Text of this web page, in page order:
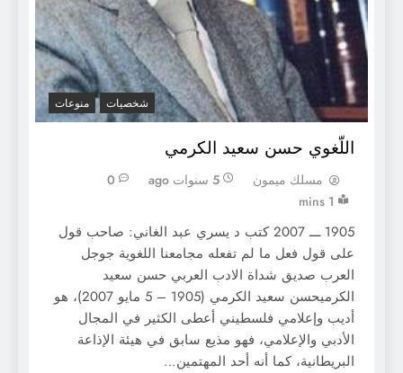
شخصيات منوعات
اللّغوي حسن سعيد الكرمي
مسلك ميمون 5 سنوات ago
0
1 mins
1905 ـــ 2007 كتب د يسري عبد الغاني: صاحب قول
على قول فعل ما لم تفعله مجامعنا اللغوية جوجل
العرب صديق شداة الادب العربي حسن سعيد
الكرميحسن سعيد الكرمي (1905 – 5 مايو 2007)، هو
أديب وإعلامي فلسطيني أعطى الكثير في المجال
الأدبي والإعلامي، فهو مذيع سابق في هيئة الإذاعة
البريطانية، كما أنه أحد المهتمين…